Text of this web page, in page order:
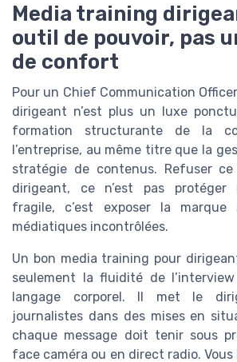
Media training
outil de pouvoir, pas
de confort
Pour un Chief Communication
dirigeant n’est plus un luxe
formation structurante de la
l’entreprise, au même titre que la
stratégie de contenus. Refuser
dirigeant, ce n’est pas protéger
fragile, c’est exposer la
médiatiques incontrôlées.
Un bon media training pour
seulement la fluidité de
langage corporel. Il met le
journalistes dans des mises en
chaque message doit tenir sous
face caméra ou en direct radio. Vous